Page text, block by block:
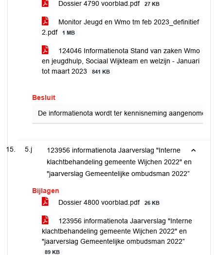
Dossier 4790 voorblad.pdf
27 KB
Monitor Jeugd en Wmo tm feb 2023_definitief
2.pdf
1 MB
124046 Informatienota Stand van zaken Wmo
en jeugdhulp, Sociaal Wijkteam en welzijn - Januari
tot maart 2023
841 KB
Besluit
De informatienota wordt ter kennisneming aangenomen.
5.j
123956 informatienota Jaarverslag "Interne
klachtbehandeling gemeente Wijchen 2022" en
"jaarverslag Gemeentelijke ombudsman 2022”
Bijlagen
Dossier 4800 voorblad.pdf
26 KB
123956 informatienota Jaarverslag "Interne
klachtbehandeling gemeente Wijchen 2022" en
"jaarverslag Gemeentelijke ombudsman 2022”
89 KB